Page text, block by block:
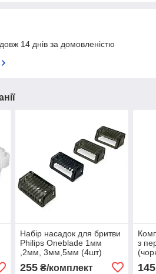
14 днів за домовленістю
Набір насадок для бритви
Philips Oneblade 1мм
,2мм, 3мм,5мм (4шт)
255₴/комплект
з
145